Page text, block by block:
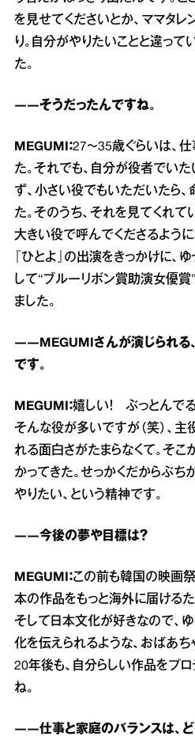
を見せてくださいとか、ママタレ
り。自分がやりたいことと違って
た。
――そうだったんですね。
MEGUMI：27～35歳ぐらいは、
た。それでも、自分が役者でい
ず、小さい役でもいただいたら
た。そのうち、それを見てくれて
大きい役で呼んでくださるように
『ひとよ』の出演をきっかけに、
して“ブルーリボン賞助演女優賞
ました。
――MEGUMIさんが演じられる
です。
MEGUMI：嬉しい！ ぶっとんで
そんな役が多いですが（笑）、主
れる面白さがたまらなくて。そ
かってきた。せっかくだからぶち
やりたい、という精神です。
――今後の夢や目標は？
MEGUMI：この前も韓国の映画
本の作品をもっと海外に届ける
そして日本文化が好きなので、
化を伝えられるような、おばあち
20年後も、自分らしい作品をプ
ね。
――仕事と家庭のバランスは、ど